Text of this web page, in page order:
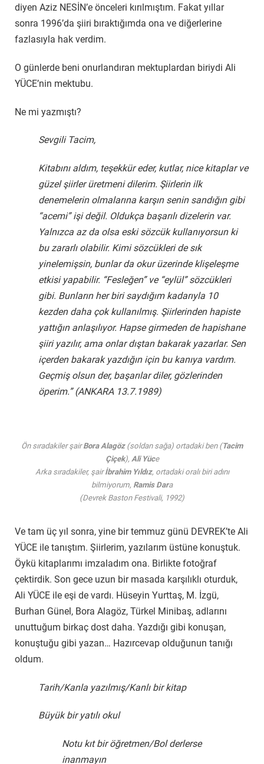
diyen Aziz NESİN’e önceleri kırılmıştım. Fakat yıllar
sonra 1996’da şiiri bıraktığımda ona ve diğerlerine
fazlasıyla hak verdim.
O günlerde beni onurlandıran mektuplardan biriydi Ali
YÜCE’nin mektubu.
Ne mi yazmıştı?
Sevgili Tacim,
Kitabını aldım, teşekkür eder, kutlar, nice kitaplar ve
güzel şiirler üretmeni dilerim. Şiirlerin ilk
denemelerin olmalarına karşın senin sandığın gibi
“acemi” işi değil. Oldukça başarılı dizelerin var.
Yalnızca az da olsa eski sözcük kullanıyorsun ki
bu zararlı olabilir. Kimi sözcükleri de sık
yinelemişsin, bunlar da okur üzerinde klişeleşme
etkisi yapabilir. “Fesleğen” ve “eylül” sözcükleri
gibi. Bunların her biri saydığım kadarıyla 10
kezden daha çok kullanılmış. Şiirlerinden hapiste
yattığın anlaşılıyor. Hapse girmeden de hapishane
şiiri yazılır, ama onlar dıştan bakarak yazarlar. Sen
içerden bakarak yazdığın için bu kanıya vardım.
Geçmiş olsun der, başarılar diler, gözlerinden
öperim.” (ANKARA 13.7.1989)
Ön sıradakiler şairBora Alagöz(soldan sağa) ortadaki ben (Tacim
Çiçek), Ali Yüce
Arka sıradakiler, şairİbrahim Yıldız, ortadaki oralı biri adını
bilmiyorum, Ramis Dara
(Devrek Baston Festivali, 1992)
Ve tam üç yıl sonra, yine bir temmuz günü DEVREK’te Ali
YÜCE ile tanıştım. Şiirlerim, yazılarım üstüne konuştuk.
Öykü kitaplarımı imzaladım ona. Birlikte fotoğraf
çektirdik. Son gece uzun bir masada karşılıklı oturduk,
Ali YÜCE ile eşi de vardı. Hüseyin Yurttaş, M. İzgü,
Burhan Günel, Bora Alagöz, Türkel Minibaş, adlarını
unuttuğum birkaç dost daha. Yazdığı gibi konuşan,
konuştuğu gibi yazan… Hazırcevap olduğunun tanığı
oldum.
Tarih/Kanla yazılmış/Kanlı bir kitap
Büyük bir yatılı okul
Notu kıt bir öğretmen/Bol derlerse
inanmayın